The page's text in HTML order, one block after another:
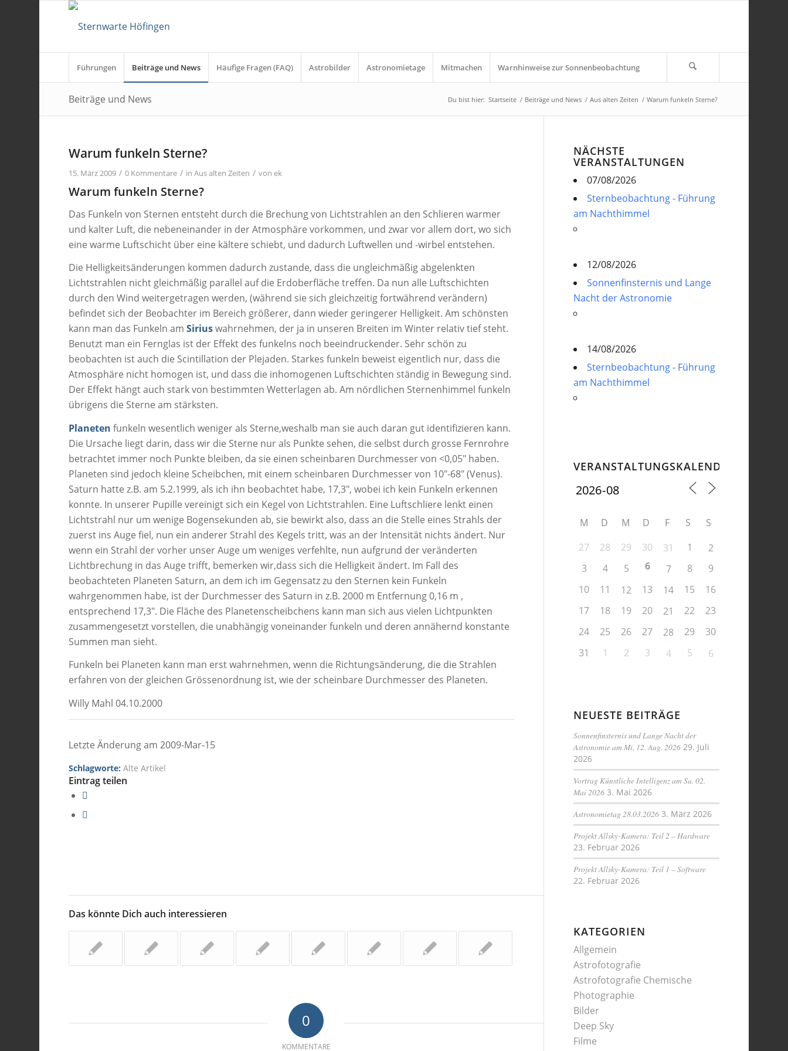
Führungen Beiträge und News Häufige Fragen (FAQ) Astrobilder Astronomietage Mitmachen Warnhinweise zur Sonnenbeobachtung
Beiträge und News Du bist hier: Startseite / Beiträge und News / Aus alten Zeiten / Warum funkeln Sterne?
Warum funkeln Sterne?
15. März 2009 / 0 Kommentare / inAus alten Zeiten / vonek
Warum funkeln Sterne?
Das Funkeln von Sternen entsteht durch die Brechung von Lichtstrahlen an den Schlieren warmer
und kalter Luft, die nebeneinander in der Atmosphäre vorkommen, und zwar vor allem dort, wo sich
eine warme Luftschicht über eine kältere schiebt, und dadurch Luftwellen und -wirbel entstehen.
Die Helligkeitsänderungen kommen dadurch zustande, dass die ungleichmäßig abgelenkten
Lichtstrahlen nicht gleichmäßig parallel auf die Erdoberfläche treffen. Da nun alle Luftschichten
durch den Wind weitergetragen werden, (während sie sich gleichzeitig fortwährend verändern)
befindet sich der Beobachter im Bereich größerer, dann wieder geringerer Helligkeit. Am schönsten
kann man das Funkeln amSiriuswahrnehmen, der ja in unseren Breiten im Winter relativ tief steht.
Benutzt man ein Fernglas ist der Effekt des funkelns noch beeindruckender. Sehr schön zu
beobachten ist auch die Scintillation der Plejaden. Starkes funkeln beweist eigentlich nur, dass die
Atmosphäre nicht homogen ist, und dass die inhomogenen Luftschichten ständig in Bewegung sind.
Der Effekt hängt auch stark von bestimmten Wetterlagen ab. Am nördlichen Sternenhimmel funkeln
übrigens die Sterne am stärksten.
Planeten funkeln wesentlich weniger als Sterne,weshalb man sie auch daran gut identifizieren kann.
Die Ursache liegt darin, dass wir die Sterne nur als Punkte sehen, die selbst durch grosse Fernrohre
betrachtet immer noch Punkte bleiben, da sie einen scheinbaren Durchmesser von <0,05″ haben.
Planeten sind jedoch kleine Scheibchen, mit einem scheinbaren Durchmesser von 10″-68″ (Venus).
Saturn hatte z.B. am 5.2.1999, als ich ihn beobachtet habe, 17,3″, wobei ich kein Funkeln erkennen
konnte. In unserer Pupille vereinigt sich ein Kegel von Lichtstrahlen. Eine Luftschliere lenkt einen
Lichtstrahl nur um wenige Bogensekunden ab, sie bewirkt also, dass an die Stelle eines Strahls der
zuerst ins Auge fiel, nun ein anderer Strahl des Kegels tritt, was an der Intensität nichts ändert. Nur
wenn ein Strahl der vorher unser Auge um weniges verfehlte, nun aufgrund der veränderten
Lichtbrechung in das Auge trifft, bemerken wir,dass sich die Helligkeit ändert. Im Fall des
beobachteten Planeten Saturn, an dem ich im Gegensatz zu den Sternen kein Funkeln
wahrgenommen habe, ist der Durchmesser des Saturn in z.B. 2000 m Entfernung 0,16 m ,
entsprechend 17,3″. Die Fläche des Planetenscheibchens kann man sich aus vielen Lichtpunkten
zusammengesetzt vorstellen, die unabhängig voneinander funkeln und deren annähernd konstante
Summen man sieht.
Funkeln bei Planeten kann man erst wahrnehmen, wenn die Richtungsänderung, die die Strahlen
erfahren von der gleichen Grössenordnung ist, wie der scheinbare Durchmesser des Planeten.
Willy Mahl 04.10.2000
Letzte Änderung am 2009-Mar-15
Schlagworte: Alte Artikel
Eintrag teilen
Das könnte Dich auch interessieren
0
KOMMENTARE
NÄCHSTE
VERANSTALTUNGEN
07/08/2026
Sternbeobachtung - Führung
am Nachthimmel
12/08/2026
Sonnenfinsternis und Lange
Nacht der Astronomie
14/08/2026
Sternbeobachtung - Führung
am Nachthimmel
VERANSTALTUNGSKALENDER
M D M D F S
S
27
28 29 30 31 1
2
3
4 5 6 7 8
9
10
11 12 13 14 15
16
17
18 19 20 21 22
23
24
25 26 27 28 29
30
31
1 2 3 4 5 6
NEUESTE BEITRÄGE
Sonnenfinsternis und Lange Nacht der
Astronomie am Mi, 12. Aug. 2026 29. Juli
2026
Vortrag Künstliche Intelligenz am Sa. 02.
Mai 2026 3. Mai 2026
Astronomietag 28.03.2026 3. März 2026
Projekt Allsky-Kamera: Teil 2 – Hardware
23. Februar 2026
Projekt Allsky-Kamera: Teil 1 – Software
22. Februar 2026
KATEGORIEN
Allgemein
Astrofotografie
Astrofotografie Chemische
Photographie
Bilder
Deep Sky
Filme